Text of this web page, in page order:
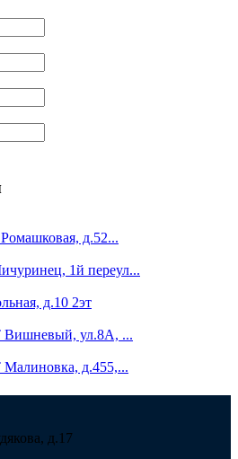
д.52...
1й переул...
д.10 2эт
Вишневый, ул.8А, ...
д.455,...
д.17